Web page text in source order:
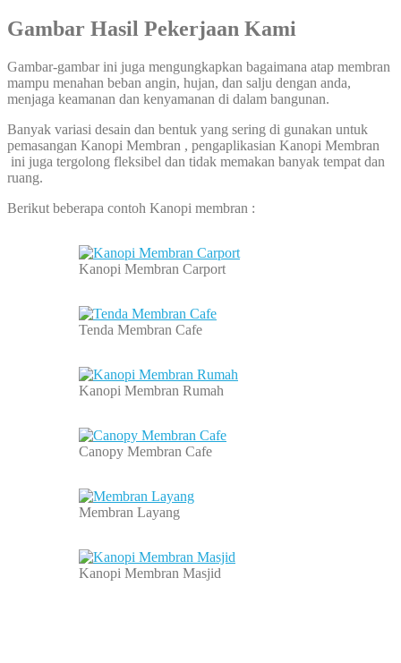
Gambar Hasil Pekerjaan Kami
Gambar-gambar ini juga mengungkapkan bagaimana atap membran
mampu menahan beban angin, hujan, dan salju dengan anda,
menjaga keamanan dan kenyamanan di dalam bangunan.
Banyak variasi desain dan bentuk yang sering di gunakan untuk
pemasangan Kanopi Membran , pengaplikasian Kanopi Membran
ini juga tergolong fleksibel dan tidak memakan banyak tempat dan
ruang.
Berikut beberapa contoh Kanopi membran :
Kanopi Membran Carport
Tenda Membran Cafe
Kanopi Membran Rumah
Canopy Membran Cafe
Membran Layang
Kanopi Membran Masjid